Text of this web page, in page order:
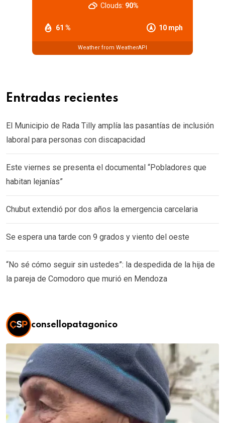
61 % 10 mph
Clouds: 90%
Weather from WeatherAPI
Entradas recientes
El Municipio de Rada Tilly amplía las pasantías de inclusión
laboral para personas con discapacidad
Este viernes se presenta el documental “Pobladores que
habitan lejanías”
Chubut extendió por dos años la emergencia carcelaria
Se espera una tarde con 9 grados y viento del oeste
“No sé cómo seguir sin ustedes”: la despedida de la hija de
la pareja de Comodoro que murió en Mendoza
consellopatagonico